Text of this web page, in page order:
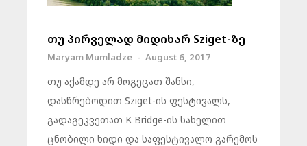
თუ პირველად მიდიხარ Sziget-ზე
Maryam Mumladze - August 6, 2017
თუ აქამდე არ მოგეცათ შანსი,
დასწრებოდით Sziget-ის ფესტივალს,
გადაგეკვეთათ K Bridge-ის სახელით
ცნობილი ხიდი და საფესტივალო გარემოს